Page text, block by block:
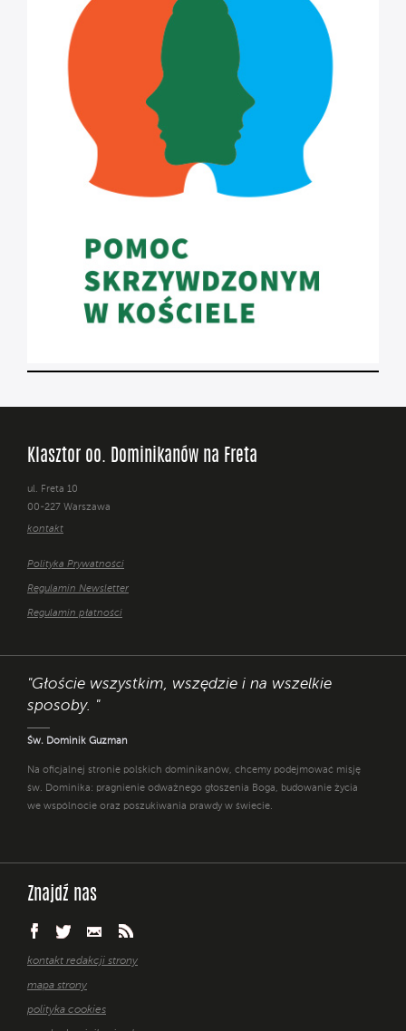
Klasztor oo. Dominikanów na Freta
ul. Freta 10
00-227 Warszawa
kontakt
Polityka Prywatności
Regulamin Newsletter
Regulamin płatności
"Głoście wszystkim, wszędzie i na wszelkie
sposoby. "
Św. Dominik Guzman
Na oficjalnej stronie polskich dominikanów, chcemy podejmować misję
św. Dominika: pragnienie odważnego głoszenia Boga, budowanie życia
we wspólnocie oraz poszukiwania prawdy w świecie.
Znajdź nas
kontakt redakcji strony
mapa strony
polityka cookies